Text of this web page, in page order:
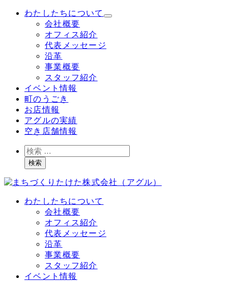
わたしたちについて
会社概要
オフィス紹介
代表メッセージ
沿革
事業概要
スタッフ紹介
イベント情報
町のうごき
お店情報
アグルの実績
空き店舗情報
検
索検索
わたしたちについて
会社概要
オフィス紹介
代表メッセージ
沿革
事業概要
スタッフ紹介
イベント情報